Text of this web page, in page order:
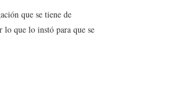
que se tiene de
lo que lo instó para que se